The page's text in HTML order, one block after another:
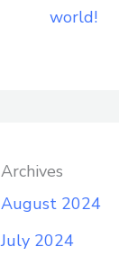
world!
Archives
August 2024
July 2024